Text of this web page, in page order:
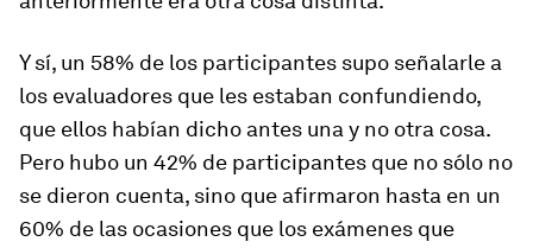
Y sí, un 58% de los participantes supo señalarle a
los evaluadores que les estaban confundiendo,
que ellos habían dicho antes una y no otra cosa.
Pero hubo un 42% de participantes que no sólo no
se dieron cuenta, sino que afirmaron hasta en un
60% de las ocasiones que los exámenes que